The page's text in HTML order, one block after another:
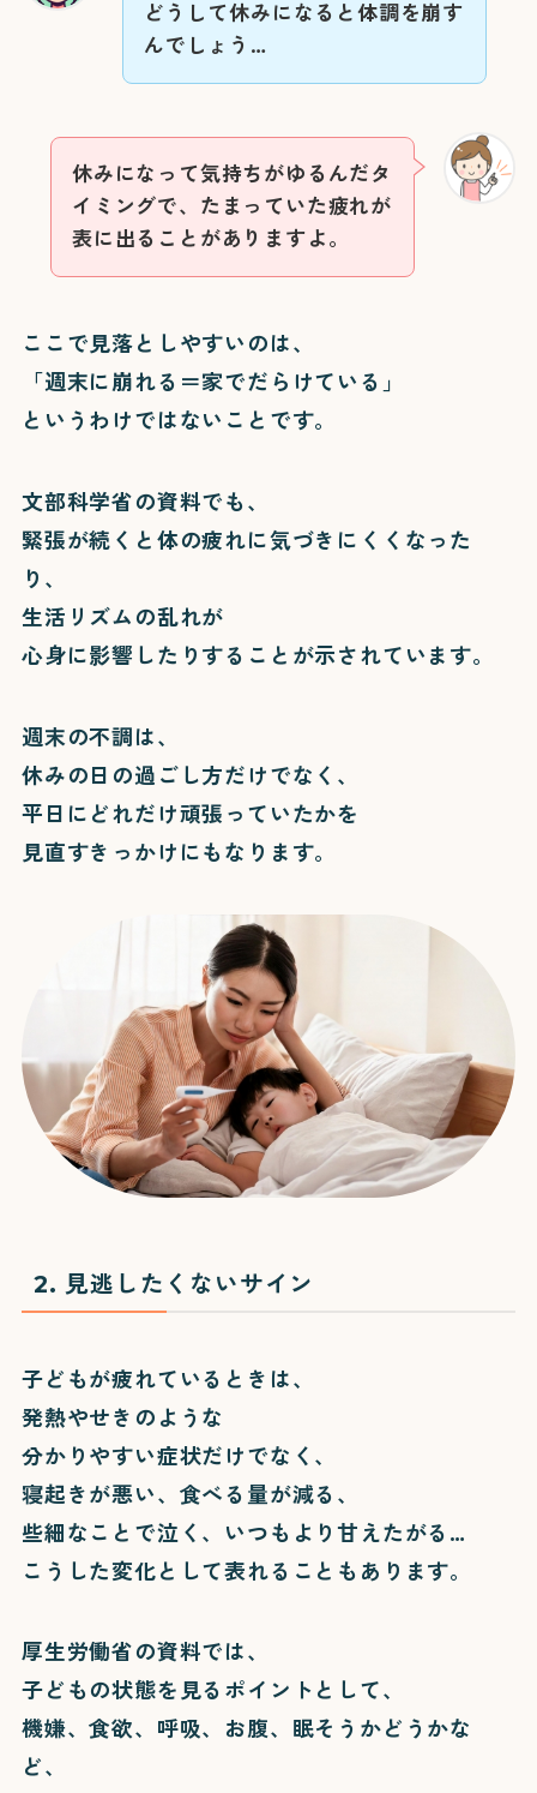
どうして休みになると体調を崩す
んでしょう…
休みになって気持ちがゆるんだタ
イミングで、たまっていた疲れが
表に出ることがありますよ。
ここで見落としやすいのは、
「週末に崩れる＝家でだらけている」
というわけではないことです。
文部科学省の資料でも、
緊張が続くと体の疲れに気づきにくくなった
り、
生活リズムの乱れが
心身に影響したりすることが示されています。
週末の不調は、
休みの日の過ごし方だけでなく、
平日にどれだけ頑張っていたかを
見直すきっかけにもなります。
2. 見逃したくないサイン
子どもが疲れているときは、
発熱やせきのような
分かりやすい症状だけでなく、
寝起きが悪い、食べる量が減る、
些細なことで泣く、いつもより甘えたがる…
こうした変化として表れることもあります。
厚生労働省の資料では、
子どもの状態を見るポイントとして、
機嫌、食欲、呼吸、お腹、眠そうかどうかな
ど、